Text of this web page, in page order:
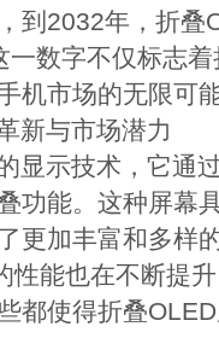
到2032年，折叠
数字不仅标志
机市场的无限可
新与市场潜力
显示技术，它通
功能。这种屏幕
更加丰富和多样
性能也在不断提
都使得折叠